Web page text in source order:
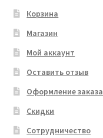
Корзина
Магазин
Мой аккаунт
Оставить отзыв
Оформление заказа
Скидки
Сотрудничество